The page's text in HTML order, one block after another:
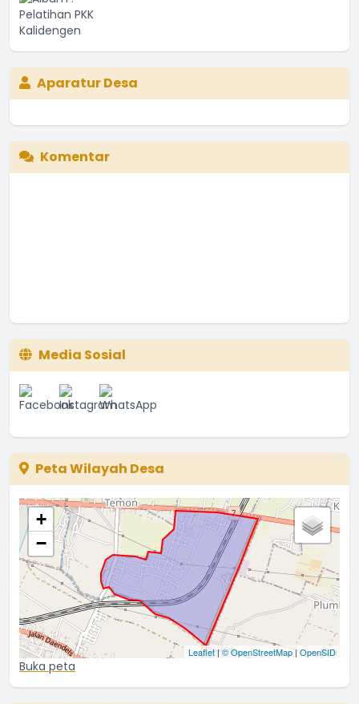
Aparatur Desa
Komentar
Media Sosial
Peta Wilayah Desa
+
−
Leaflet|© OpenStreetMap|OpenSID
Buka peta